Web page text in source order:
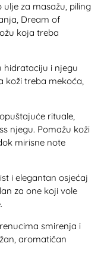
ulje za masažu, piling
Dream of
koja treba
hidrataciju i njegu
koži treba mekoća,
rituale,
njegu. Pomažu koži
mirisne note
i elegantan osjećaj
za one koji vole
smirenja i
aromatičan